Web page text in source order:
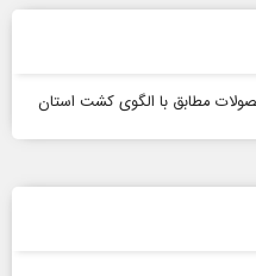
مطابق با الگوی کشت استان